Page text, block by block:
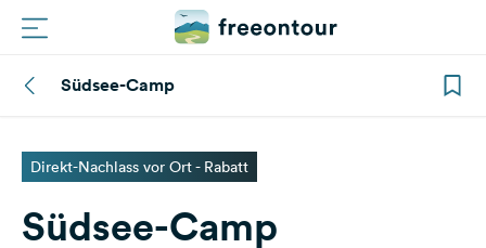
Plätze
Magazin
Südsee-Camp
Direkt-Nachlass vor Ort - Rabatt
Südsee-Camp